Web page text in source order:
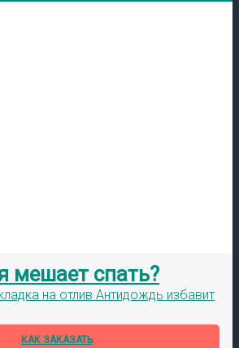
мешает спать?
на отлив Антидождь избавит
КАК ЗАКАЗАТЬ